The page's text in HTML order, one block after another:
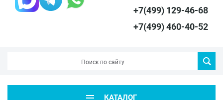
+7(499) 129-46-68
+7(499) 460-40-52
КАТАЛОГ